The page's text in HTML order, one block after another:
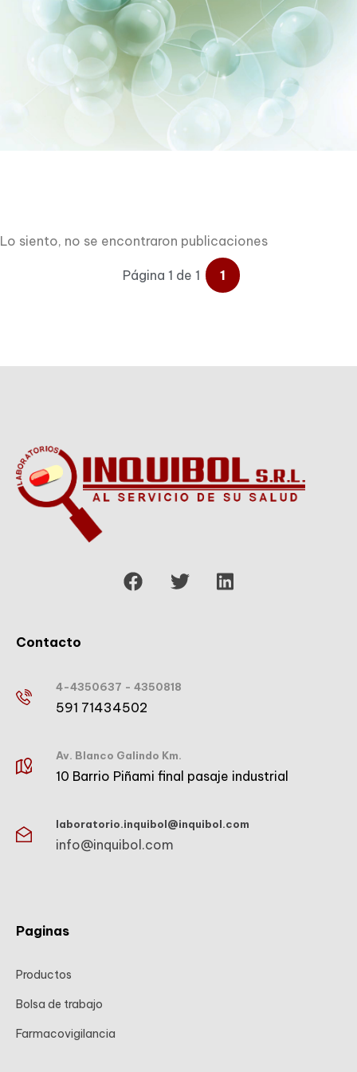
Lo siento, no se encontraron publicaciones
Página 1 de 1 1
Contacto
4-4350637 - 4350818
591 71434502
Av. Blanco Galindo Km.
10 Barrio Piñami final pasaje industrial
laboratorio.inquibol@inquibol.com
info@inquibol.com
Paginas
Productos
Bolsa de trabajo
Farmacovigilancia